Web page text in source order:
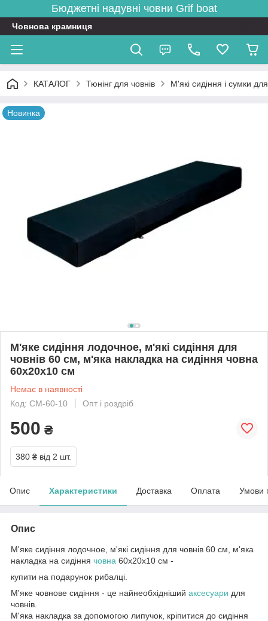
Бюджетні надувні човни Grif boat
Човнова крамниця
КАТАЛОГ Тюнінг для човнів М'які сидіння і сумки
Новинка
М'яке сидіння лодочное, м'які сидіння для
човнів 60 см, м'яка накладка на сидіння човна
60х20х10 см
Немає в наявності
Код: СМ-60-10
Опт і роздріб
500 ₴
380 ₴ від 2 шт.
Опис Характеристики Доставка Оплата Умови
Опис
М'яке сидіння лодочное, м'які сидіння для човнів 60 см, м'яка
накладка на сидіння човна 60х20х10 см -
купити на подарунок рибалці.
М'яке човнове сидіння - це найнеобхідніший аксесуари для
човнів.
М'яка накладка за допомогою липучок, кріпитися до сидіння